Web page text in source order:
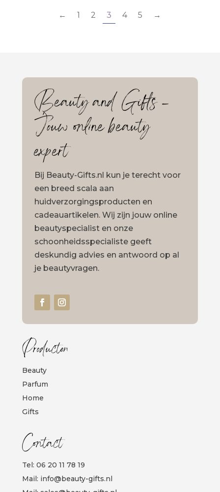
← 1 2 3 4 5 →
Beauty and Gifts –
Jouw online beauty
expert
Bij Beauty-Gifts.nl kun je terecht voor
een breed scala aan
huidverzorgingsproducten en
cadeauartikelen. Wij zijn jouw online
beautyspecialist en onze
schoonheidsspecialiste geeft
deskundig advies en antwoord op al
je beautyvragen.
Producten
Beauty
Parfum
Home
Gifts
Contact
Tel: 06 20 11 78 19
Mail: info@beauty-gifts.nl